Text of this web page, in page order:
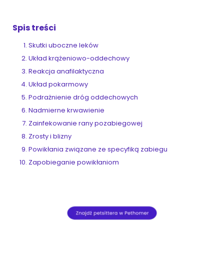
Spis treści
Skutki uboczne leków
Układ krążeniowo-oddechowy
Reakcja anafilaktyczna
Układ pokarmowy
Podrażnienie dróg oddechowych
Nadmierne krwawienie
Zainfekowanie rany pozabiegowej
Zrosty i blizny
Powikłania związane ze specyfiką zabiegu
Zapobieganie powikłaniom